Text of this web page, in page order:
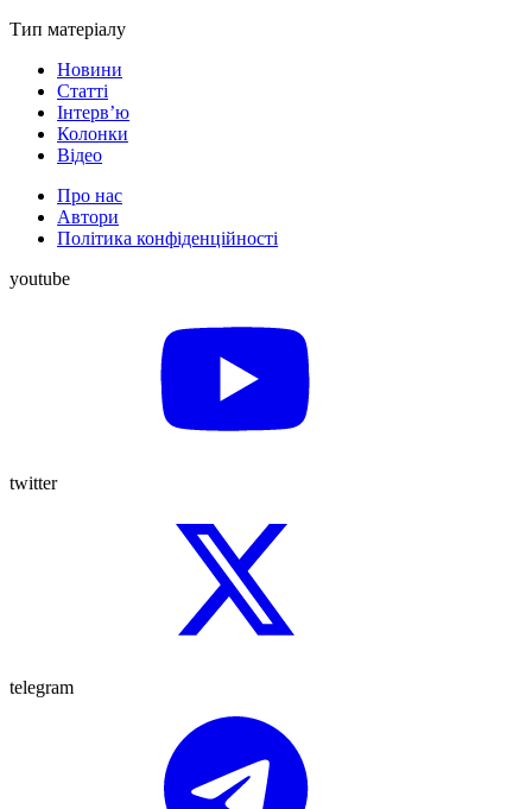
Тип матеріалу
Новини
Статті
Інтерв’ю
Колонки
Відео
Про нас
Автори
Політика конфіденційності
youtube
twitter
telegram